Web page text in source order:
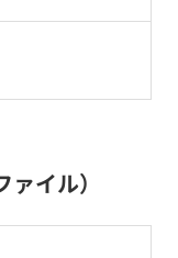
イル）